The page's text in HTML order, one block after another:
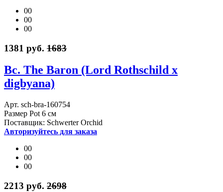
00
00
00
1381 руб. 1683
Bc. The Baron (Lord Rothschild x
digbyana)
Арт. sch-bra-160754
Размер Pot 6 см
Поставщик: Schwerter Orchid
Авторизуйтесь для заказа
00
00
00
2213 руб. 2698